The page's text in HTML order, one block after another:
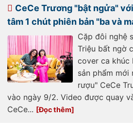
CeCe Trương "bật ngửa"
tâm 1 chút phiên bản "ba và
Cặp đôi nghệ
Triệu bất ngờ
cover ca khúc
sản phẩm mới
rượu" CeCe
vào ngày 9/2. Video được quay
CeCe...